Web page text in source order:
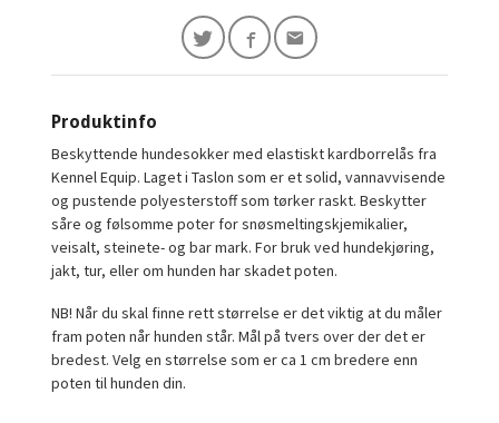
Produktinfo
Beskyttende hundesokker med elastiskt kardborrelås fra
Kennel Equip. Laget i Taslon som er et solid, vannavvisende
og pustende polyesterstoff som tørker raskt. Beskytter
såre og følsomme poter for snøsmeltingskjemikalier,
veisalt, steinete- og bar mark. For bruk ved hundekjøring,
jakt, tur, eller om hunden har skadet poten.
NB! Når du skal finne rett størrelse er det viktig at du måler
fram poten når hunden står. Mål på tvers over der det er
bredest. Velg en størrelse som er ca 1 cm bredere enn
poten til hunden din.